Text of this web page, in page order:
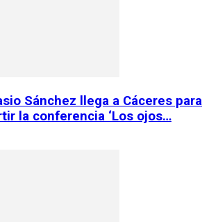
Sánchez llega a Cáceres para
la conferencia ‘Los ojos…